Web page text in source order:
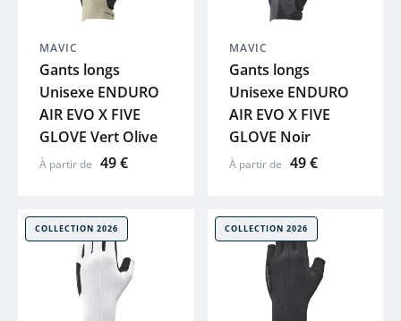
MOON
MAVIC
Gants longs
Unisexe ENDURO
AIR EVO X FIVE
GLOVE Vert Olive
À partir de 49 €
MAVIC
Gants longs
Unisexe ENDURO
AIR EVO X FIVE
GLOVE Noir
À partir de 49 €
COLLECTION 2026 COLLECTION 2026